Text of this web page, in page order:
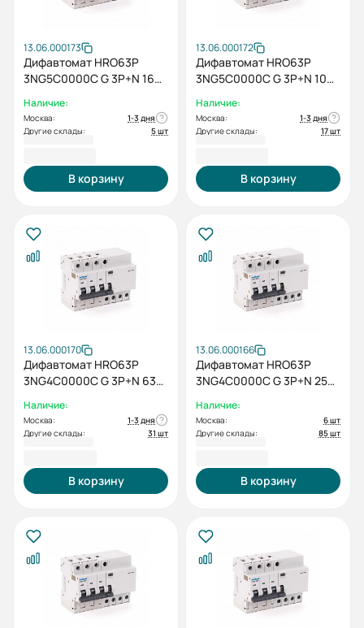
13.06.000173
Дифавтомат HRO63P
3NG5C0000C G 3P+N 16A
Наличие:
Москва:
1-3 дня
Другие склады:
5 шт
В корзину
13.06.000172
Дифавтомат HRO63P
3NG5C0000C G 3P+N 10A
Наличие:
Москва:
1-3 дня
Другие склады:
17 шт
В корзину
13.06.000170
Дифавтомат HRO63P
3NG4C0000C G 3P+N 63A
Наличие:
Москва:
1-3 дня
Другие склады:
31 шт
В корзину
13.06.000166
Дифавтомат HRO63P
3NG4C0000C G 3P+N 25A
Наличие:
Москва:
6 шт
Другие склады:
85 шт
В корзину